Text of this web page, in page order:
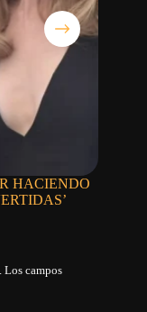
HACIENDO
Los campos